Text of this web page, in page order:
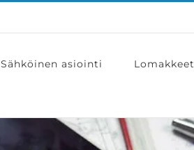
Sähköinen asiointi Lomakkeet